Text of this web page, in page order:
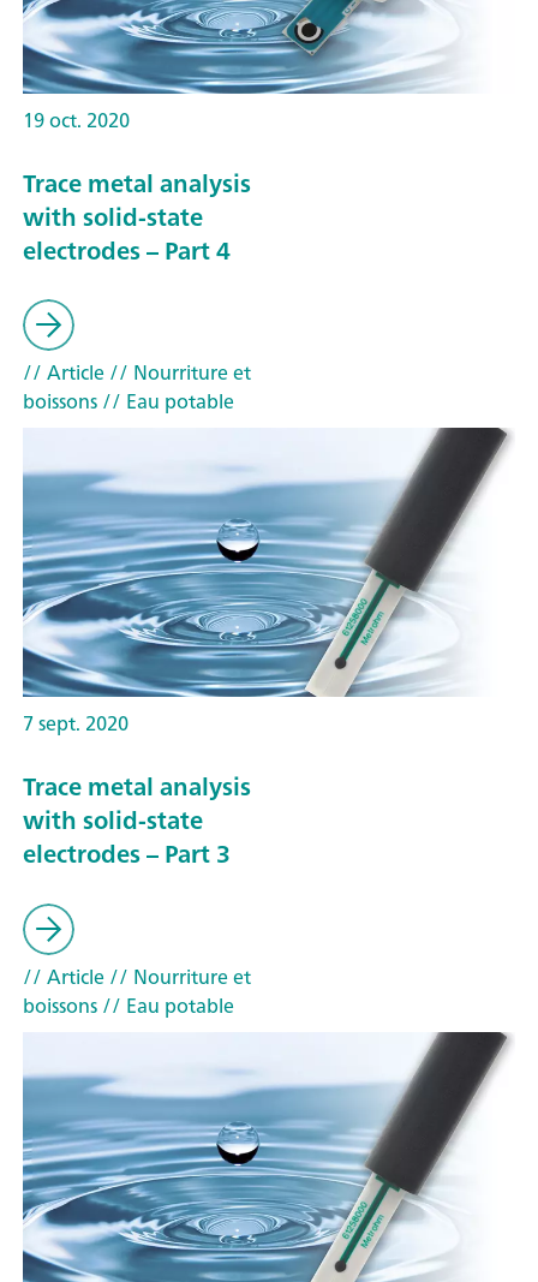
19 oct. 2020
Trace metal analysis
with solid-state
electrodes – Part 4
// Article// Nourriture et
boissons// Eau potable
7 sept. 2020
Trace metal analysis
with solid-state
electrodes – Part 3
// Article// Nourriture et
boissons// Eau potable